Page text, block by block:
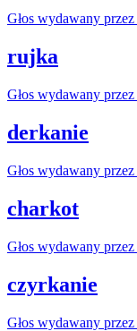
Głos wydawany przez
rujka
Głos wydawany przez
derkanie
Głos wydawany przez
charkot
Głos wydawany przez
czyrkanie
Głos wydawany przez